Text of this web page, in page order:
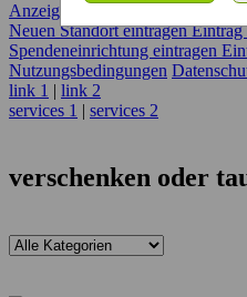
Anzeige erstellen
Neuen Standort eintragenEintrag
Spendeneinrichtung eintragen
Nutzungsbedingungen
link 1 | link 2
services 1 | services 2
verschenken oder